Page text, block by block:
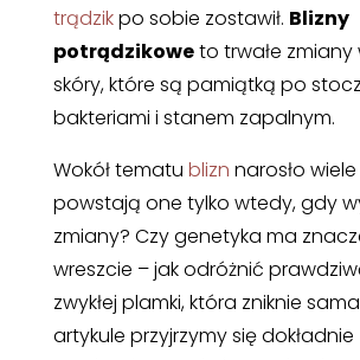
trądzikpo sobie zostawił. Blizny
potrądzikoweto trwałe zmiany
skóry, które są pamiątką po
bakteriami i stanem zapalnym.
Wokół tematu blizn narosło
powstają one tylko wtedy, gdy
zmiany? Czy genetyka ma
wreszcie – jak odróżnić
zwykłej plamki, która zniknie
artykule przyjrzymy się dokładnie